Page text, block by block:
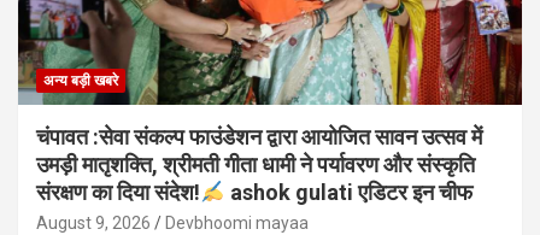
अन्य बड़ी खबरे
चंपावत :सेवा संकल्प फाउंडेशन द्वारा आयोजित सावन उत्सव में
उमड़ी मातृशक्ति, श्रीमती गीता धामी ने पर्यावरण और संस्कृति
संरक्षण का दिया संदेश!
ashok gulati एडिटर इन चीफ
August 9, 2026 Devbhoomi mayaa